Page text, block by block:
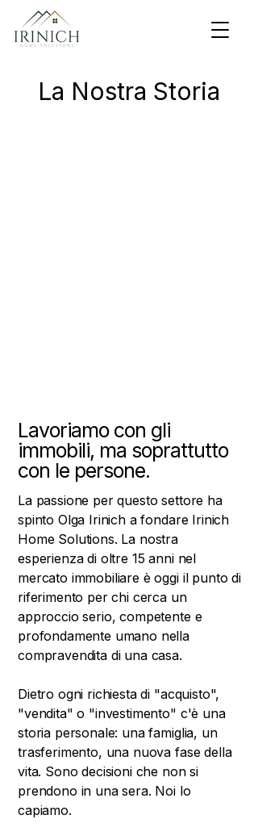
La Nostra Storia
Lavoriamo con gli
immobili, ma soprattutto
con le persone.
La passione per questo settore ha
spinto Olga Irinich a fondare Irinich
Home Solutions. La nostra
esperienza di oltre 15 anni nel
mercato immobiliare è oggi il punto di
riferimento per chi cerca un
approccio serio, competente e
profondamente umano nella
compravendita di una casa.
Dietro ogni richiesta di "acquisto",
"vendita" o "investimento" c'è una
storia personale: una famiglia, un
trasferimento, una nuova fase della
vita. Sono decisioni che non si
prendono in una sera. Noi lo
capiamo.